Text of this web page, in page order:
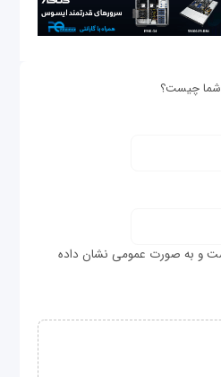
شما چیست؟
و به صورت عمومی نشان داده